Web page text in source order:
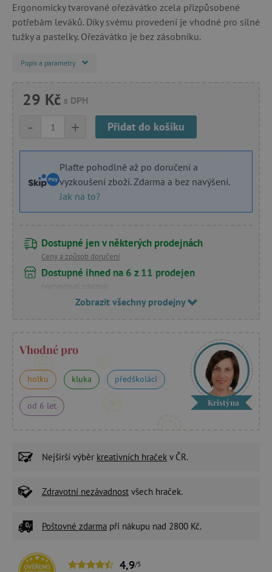
Ergonomicky tvarované ořezávátko zcela přizpůsobené
potřebám leváků. Díky svému provedení je vhodné pro silné
tužky a pastelky. Ořezávátko je bez zásobníku.
Popis a parametry
29 Kč s DPH
+
- Přidat do košíku
Plaťte pohodlně až po doručení a
vyzkoušení zboží. Zdarma a bez navýšení.
Jak na to?
Dostupné jen v některých prodejnách
Ceny a způsob doručení
Dostupné ihned na 6 z 11 prodejen
(vyzvednutí zdarma)
Zobrazit všechny prodejny
Vhodné pro
holku kluka předškoláci
od 6 let Kristýna
Nejširší výběr kreativních hraček v ČR.
Zdravotní nezávadnost všech hraček.
Poštovné zdarma při nákupu nad 2800 Kč.
4,9/5